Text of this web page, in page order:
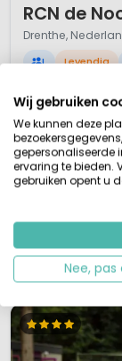
RCN de
Drenthe,
L Levendig
Waterspeeltuin
Brasserie met
Vakantiepark/
Dwingelo, laat al
vakantie. Vakantie
sportief bezig te
Bekijk details
Wij gebruiken
We kunnen deze
gepersonaliseerde
ervaring te bieden.
gebruiken opent u
Nee, pas